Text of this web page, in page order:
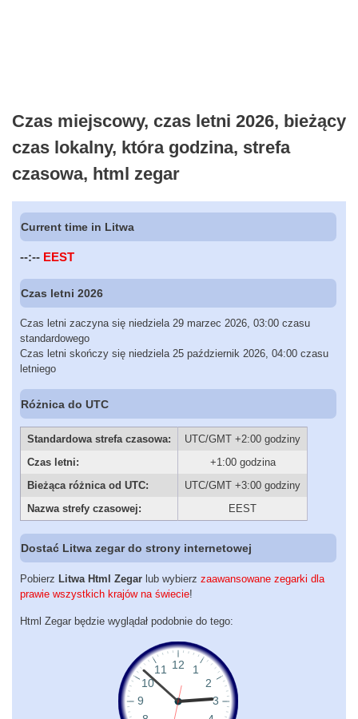
Czas miejscowy, czas letni 2026, bieżący
czas lokalny, która godzina, strefa
czasowa, html zegar
Current time in Litwa
--:-- EEST
Czas letni 2026
Czas letni zaczyna się niedziela 29 marzec 2026, 03:00 czasu
standardowego
Czas letni skończy się niedziela 25 październik 2026, 04:00 czasu
letniego
Różnica do UTC
Standardowa strefa czasowa:
UTC/GMT +2:00 godziny
Czas letni:
+1:00 godzina
Bieżąca różnica od UTC:
UTC/GMT +3:00 godziny
Nazwa strefy czasowej:
EEST
Dostać Litwa zegar do strony internetowej
Pobierz Litwa Html Zegar lub wybierz zaawansowane zegarki dla
prawie wszystkich krajów na świecie!
Html Zegar będzie wyglądał podobnie do tego: